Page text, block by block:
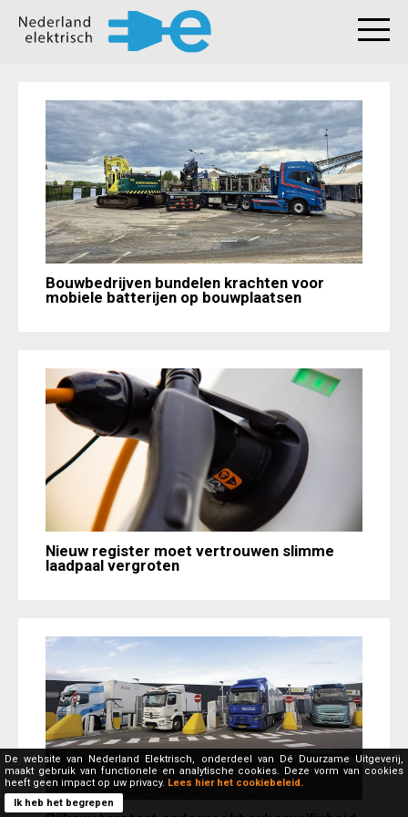
Bouwbedrijven bundelen krachten voor
mobiele batterijen op bouwplaatsen
Nieuw register moet vertrouwen slimme
laadpaal vergroten
De website van Nederland Elektrisch, onderdeel van Dé Duurzame Uitgeverij,
maakt gebruik van functionele en analytische cookies. Deze vorm van cookies
heeft geen impact op uw privacy. Lees hier het cookiebeleid.
Ik heb het begrepen